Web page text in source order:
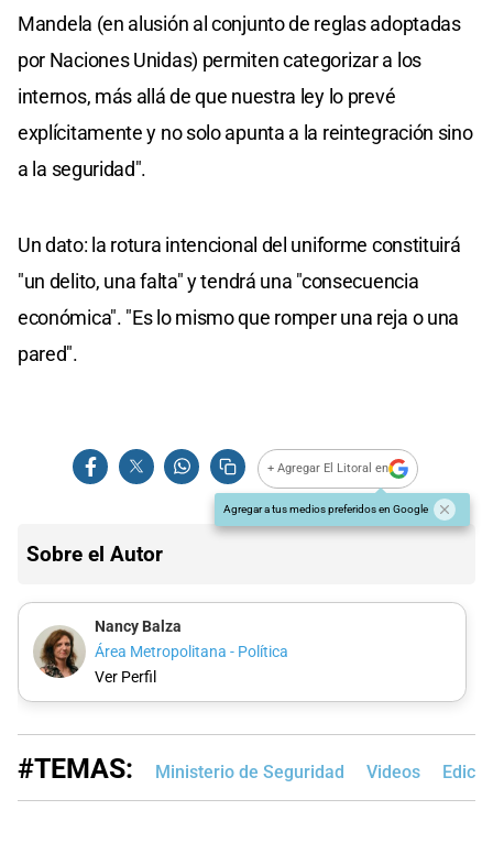
Mandela (en alusión al conjunto de reglas adoptadas
por Naciones Unidas) permiten categorizar a los
internos, más allá de que nuestra ley lo prevé
explícitamente y no solo apunta a la reintegración sino
a la seguridad".
Un dato: la rotura intencional del uniforme constituirá
"un delito, una falta" y tendrá una "consecuencia
económica". "Es lo mismo que romper una reja o una
pared".
+ Agregar El Litoral en
Agregar a tus medios preferidos en Google
Sobre el Autor
Nancy Balza
Área Metropolitana - Política
Ver Perfil
#TEMAS: Ministerio de Seguridad Videos